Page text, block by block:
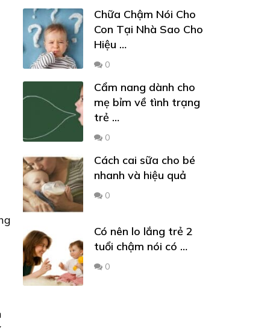
Chữa Chậm Nói Cho
Con Tại Nhà Sao Cho
Hiệu …
0
Cẩm nang dành cho
mẹ bỉm về tình trạng
trẻ …
0
Cách cai sữa cho bé
nhanh và hiệu quả
0
Có nên lo lắng trẻ 2
tuổi chậm nói có …
0